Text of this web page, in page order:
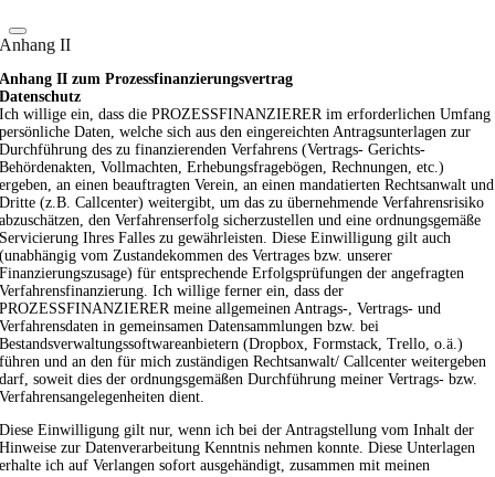
Anhang II
Anhang II zum Prozessfinanzierungsvertrag
Datenschutz
Ich willige ein, dass die PROZESSFINANZIERER im erforderlichen Umfang
persönliche Daten, welche sich aus den eingereichten Antragsunterlagen zur
Durchführung des zu finanzierenden Verfahrens (Vertrags- Gerichts-
Behördenakten, Vollmachten, Erhebungsfragebögen, Rechnungen, etc.)
ergeben, an einen beauftragten Verein, an einen mandatierten Rechtsanwalt und
Dritte (z.B. Callcenter) weitergibt, um das zu übernehmende Verfahrensrisiko
abzuschätzen, den Verfahrenserfolg sicherzustellen und eine ordnungsgemäße
Servicierung Ihres Falles zu gewährleisten. Diese Einwilligung gilt auch
(unabhängig vom Zustandekommen des Vertrages bzw. unserer
Finanzierungszusage) für entsprechende Erfolgsprüfungen der angefragten
Verfahrensfinanzierung. Ich willige ferner ein, dass der
PROZESSFINANZIERER meine allgemeinen Antrags-, Vertrags- und
Verfahrensdaten in gemeinsamen Datensammlungen bzw. bei
Bestandsverwaltungssoftwareanbietern (Dropbox, Formstack, Trello, o.ä.)
führen und an den für mich zuständigen Rechtsanwalt/ Callcenter weitergeben
darf, soweit dies der ordnungsgemäßen Durchführung meiner Vertrags- bzw.
Verfahrensangelegenheiten dient.
Diese Einwilligung gilt nur, wenn ich bei der Antragstellung vom Inhalt der
Hinweise zur Datenverarbeitung Kenntnis nehmen konnte. Diese Unterlagen
erhalte ich auf Verlangen sofort ausgehändigt, zusammen mit meinen